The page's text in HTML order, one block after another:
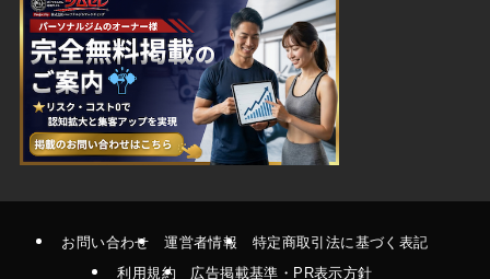
お問い合わせ 運営者情報
特定商取引法に基づく表記
利用規約
広告掲載基準・PR表示方針